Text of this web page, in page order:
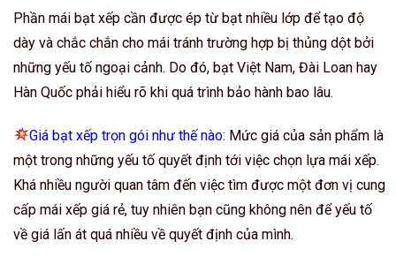
Phần mái bạt xếp cần được ép từ bạt nhiều lớp để tạo độ
dày và chắc chắn cho mái tránh trường hợp bị thủng dột bởi
những yếu tố ngoại cảnh. Do đó, bạt Việt Nam, Đài Loan hay
Hàn Quốc phải hiểu rõ khi quá trình bảo hành bao lâu.
Giá bạt xếp trọn gói như thế nào: Mức giá của sản phẩm là
một trong những yếu tố quyết định tới việc chọn lựa mái xếp.
Khá nhiều người quan tâm đến việc tìm được một đơn vị cung
cấp mái xếp giá rẻ, tuy nhiên bạn cũng không nên để yếu tố
về giá lấn át quá nhiều về quyết định của mình.